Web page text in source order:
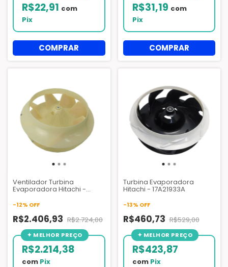
R$22,91 com
Pix
R$31,19 com
Pix
Ventilador Turbina
Evaporadora Hitachi -
17A12745A - 17A22704A
-12% OFF
R$2.406,93 R$2.724,00
R$2.214,38
com Pix
Turbina Evaporadora
Hitachi - 17A21933A
-13% OFF
R$460,73 R$529,00
R$423,87
com Pix